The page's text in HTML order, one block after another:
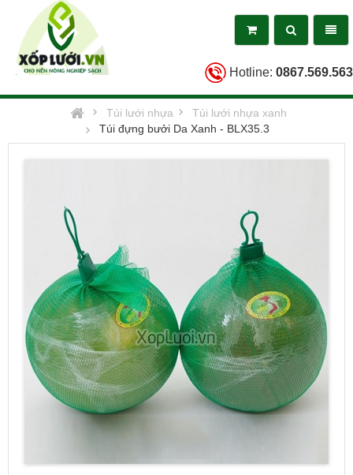
Toggle
Toggle
search
Hotline: 0867.569.563
Túi lưới nhựa
Túi lưới nhựa xanh
Túi đựng bưởi Da Xanh - BLX35.3